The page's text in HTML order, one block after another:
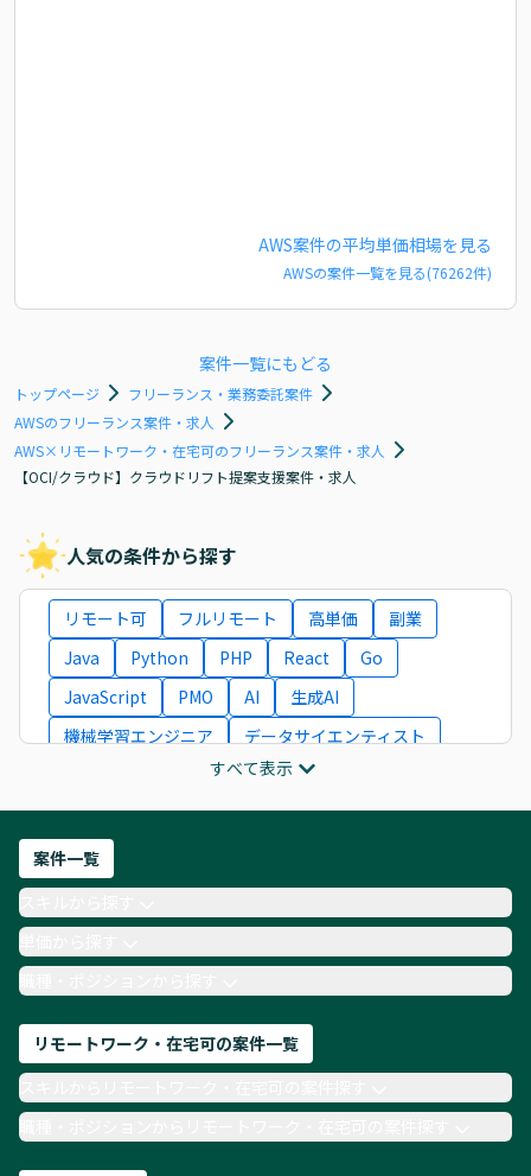
AWS案件の平均単価相場を見る
AWSの案件一覧を見る(76262件)
案件一覧にもどる
トップページ
フリーランス・業務委託案件
AWSのフリーランス案件・求人
AWS×リモートワーク・在宅可のフリーランス案件・求人
【OCI/クラウド】クラウドリフト提案支援案件・求人
人気の条件から探す
リモート可 フルリモート 高単価
副業
Java
Python PHP React
Go
JavaScript
PMO AI
生成AI
機械学習エンジニア
データサイエンティスト
ITコンサルタント
フロントエンドエンジニア
ネットワークエンジニア
AIエンジニア
Webデザイナー
月収100万円 業務委託
COBOL
Ruby
TypeScript
Laravel AWS
すべて表示
案件一覧
単価から探す
職種・ポジションから探す
リモートワーク・在宅可の案件一覧
職種・ポジションからリモートワーク・在宅可の案件探す